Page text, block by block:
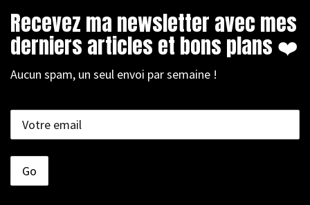
Recevez ma newsletter avec mes
derniers articles et bons plans ❤️
Aucun spam, un seul envoi par semaine !